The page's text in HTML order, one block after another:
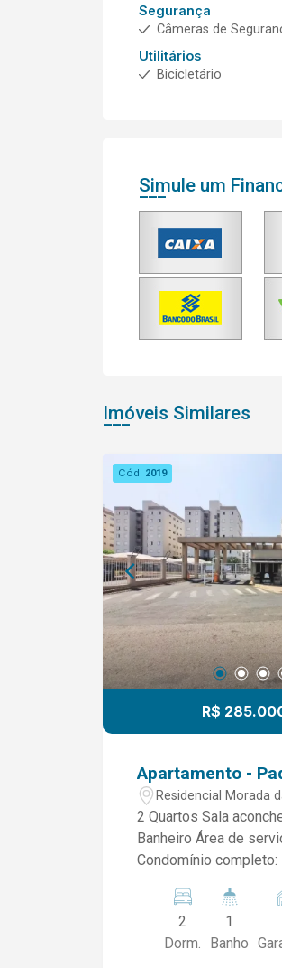
Segurança
Câmeras de
Utilitários
Bicicletário
Simule um
Imóveis Similares
Cód. 2019
R$
Apartamento -
Residencial Morada
Limeira/SP
2 Quartos Sala
Banheiro Área de
Condomínio completo:
festas Quadra de
pet Brinquedoteca
Excelente
2
Dorm.
1
Banho